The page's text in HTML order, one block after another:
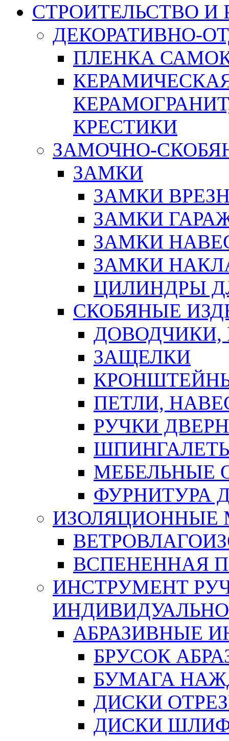
СТРОИТЕЛЬСТВО И
ДЕКОРАТИВНО-
ПЛЕНКА
КРЕСТИКИ
ЗАМОЧНО-
ЗАМКИ
ЗАМКИ
ЗАМКИ
ЗАМКИ
ЗАМКИ
ЦИЛИНДРЫ
СКОБЯНЫЕ
ЗАЩЕЛКИ
ПЕТЛИ,
РУЧКИ
МЕБЕЛЬНЫЕ
ФУРНИТУРА
ИЗОЛЯЦИОННЫЕ
ВСПЕНЕННАЯ
ИНСТРУМЕНТ
АБРАЗИВНЫЕ
БРУСОК
БУМАГА
ДИСКИ
ДИСКИ